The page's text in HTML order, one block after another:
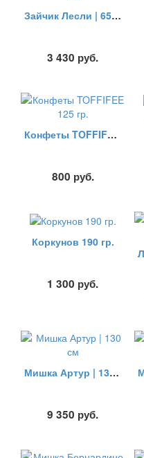
Зайчик Лесли | 65 см
3 430 руб.
Конфеты TOFFIFEE 125 гр.
800 руб.
Коркунов 190 гр.
1 300 руб.
Мишка Артур | 130 см
9 350 руб.